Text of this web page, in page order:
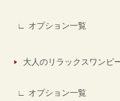
オプション一覧
大人のリラックスワンピ
オプション一覧